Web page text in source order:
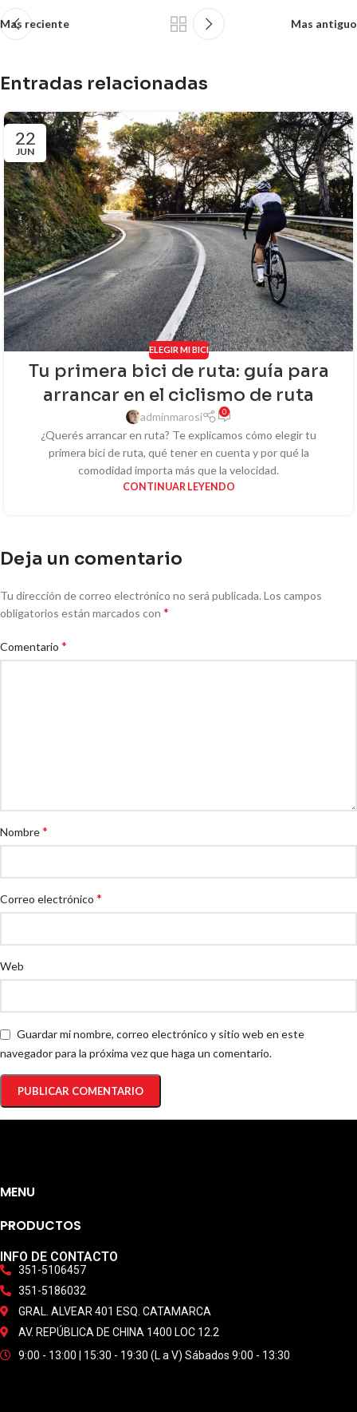
Mas reciente Mas antiguo
Entradas relacionadas
22
JUN
ELEGIR MI BICI
Tu primera bici de ruta: guía para
arrancar en el ciclismo de ruta
adminmarosi 0
¿Querés arrancar en ruta? Te explicamos cómo elegir tu
primera bici de ruta, qué tener en cuenta y por qué la
comodidad importa más que la velocidad.
CONTINUAR LEYENDO
Deja un comentario
Tu dirección de correo electrónico no será publicada. Los campos
obligatorios están marcados con *
Comentario *
Nombre*
Correo electrónico *
Web
Guardar mi nombre, correo electrónico y sitio web en este
navegador para la próxima vez que haga un comentario.
MENU
PRODUCTOS
INFO DE CONTACTO
351-5106457
351-5186032
GRAL. ALVEAR 401 ESQ. CATAMARCA
AV. REPÚBLICA DE CHINA 1400 LOC 12.2
9:00 - 13:00 | 15:30 - 19:30 (L a V) Sábados 9:00 - 13:30